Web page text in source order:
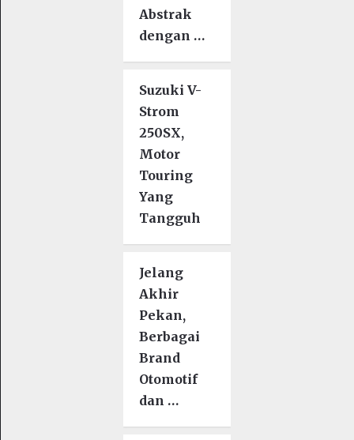
Abstrak
dengan …
Suzuki V-
Strom
250SX,
Motor
Touring
Yang
Tangguh
Jelang
Akhir
Pekan,
Berbagai
Brand
Otomotif
dan …